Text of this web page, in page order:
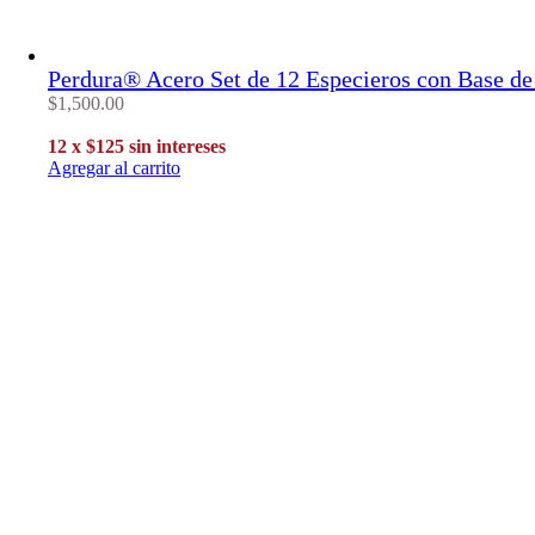
Perdura® Acero Set de 12 Especieros con Base
$1,500.00
12 x $125 sin intereses
Agregar al carrito